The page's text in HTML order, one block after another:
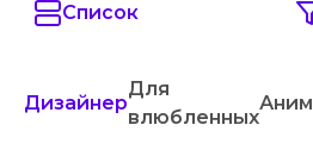
Список
Дизайнер
Для
влюбленных